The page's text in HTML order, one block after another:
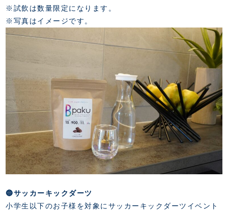
※試飲は数量限定になります。
※写真はイメージです。
🔵サッカーキックダーツ
小学生以下のお子様を対象にサッカーキックダーツイベント